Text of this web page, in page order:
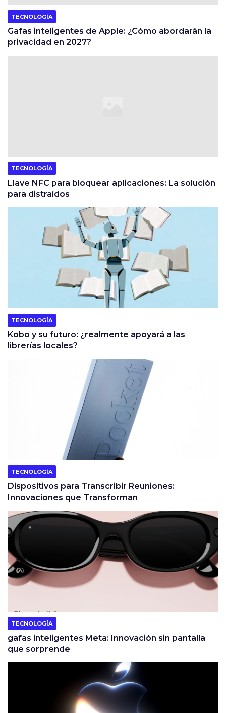
TECNOLOGÍA
Gafas inteligentes de Apple: ¿Cómo abordarán la
privacidad en 2027?
TECNOLOGÍA
Llave NFC para bloquear aplicaciones: La solución
para distraídos
TECNOLOGÍA
Kobo y su futuro: ¿realmente apoyará a las
librerías locales?
TECNOLOGÍA
Dispositivos para Transcribir Reuniones:
Innovaciones que Transforman
TECNOLOGÍA
gafas inteligentes Meta: Innovación sin pantalla
que sorprende